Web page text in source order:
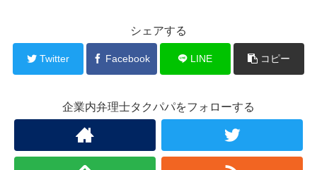
シェアする
Twitter Facebook LINE コピー
企業内弁理士タクパパをフォローする